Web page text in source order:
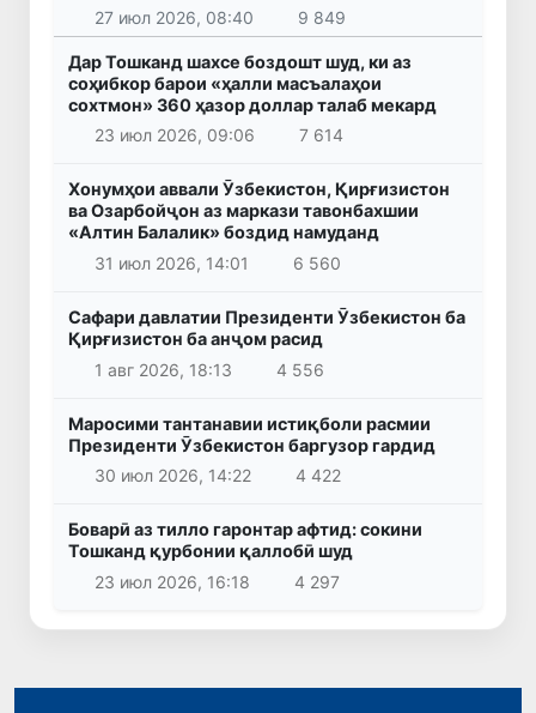
27 июл 2026, 08:40 9 849
Дар Тошканд шахсе боздошт шуд, ки аз
соҳибкор барои «ҳалли масъалаҳои
сохтмон» 360 ҳазор доллар талаб мекард
23 июл 2026, 09:06
7 614
Хонумҳои аввали Ӯзбекистон, Қирғизистон
ва Озарбойҷон аз маркази тавонбахшии
«Алтин Балалик» боздид намуданд
31 июл 2026, 14:01
6 560
Сафари давлатии Президенти Ӯзбекистон ба
Қирғизистон ба анҷом расид
1 авг 2026, 18:13
4 556
Маросими тантанавии истиқболи расмии
Президенти Ӯзбекистон баргузор гардид
30 июл 2026, 14:22
4 422
Боварӣ аз тилло гаронтар афтид: сокини
Тошканд қурбонии қаллобӣ шуд
23 июл 2026, 16:18
4 297